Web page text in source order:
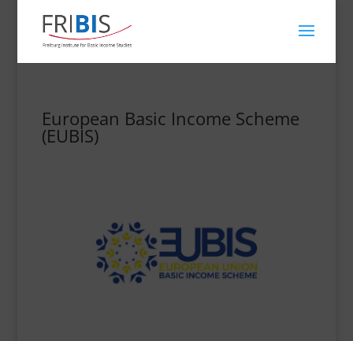
European Basic Income Scheme
(EUBIS)